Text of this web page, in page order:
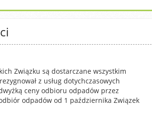
Związku są dostarczane wszystkim
z usług dotychczasowych
ceny odbioru odpadów przez
odpadów od 1 października Związek